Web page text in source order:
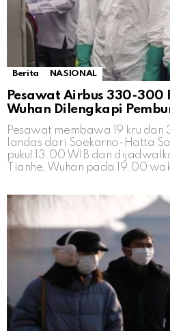
Berita NASIONAL
Pesawat Airbus 330-300
Wuhan Dilengkapi
Pesawat membawa 19 kru dan
landas dari Soekarno-Hatta
pukul 13.00 WIB dan
Tianhe, Wuhan pada 19.00